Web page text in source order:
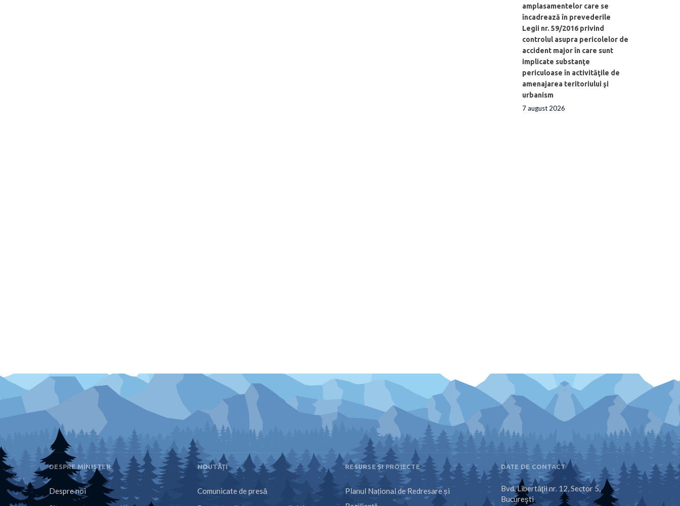
amplasamentelor care se
încadrează în prevederile
Legii nr. 59/2016 privind
controlul asupra pericolelor de
accident major în care sunt
implicate substanţe
periculoase în activităţile de
amenajarea teritoriului şi
urbanism
7 august 2026
DESPRE MINISTER
Despre noi
NOUTĂȚI
Comunicate de presă
RESURSE ȘI PROIECTE
Planul Național de Redresare și
DATE DE CONTACT
Bvd. Libertăţii nr. 12, Sector 5,
Bucureşti